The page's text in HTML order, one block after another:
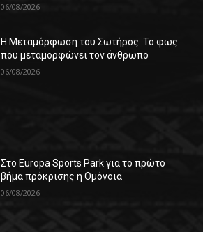
06/08/2026
Η Μεταμόρφωση του Σωτήρος: Το φως
που μεταμορφώνει τον άνθρωπο
06/08/2026
Στο Europa Sports Park για το πρώτο
βήμα πρόκρισης η Ομόνοια
06/08/2026